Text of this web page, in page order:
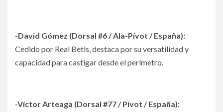
-David Gómez (Dorsal #6 / Ala-Pívot / España):
Cedido por Real Betis, destaca por su versatilidad y
capacidad para castigar desde el perímetro.
-Víctor Arteaga (Dorsal #77 / Pívot / España):